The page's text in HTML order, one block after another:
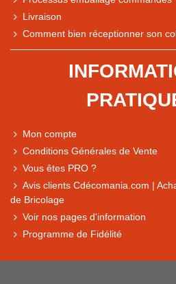
Comparaison des
Express,
Livraison
Comment bien réceptionner son
Mon compte
Conditions Générales de Vente
Vous êtes PRO ?
Avis clients Cdécomania.com |
de Bricolage
Voir nos pages d'information
Programme de Fidélité